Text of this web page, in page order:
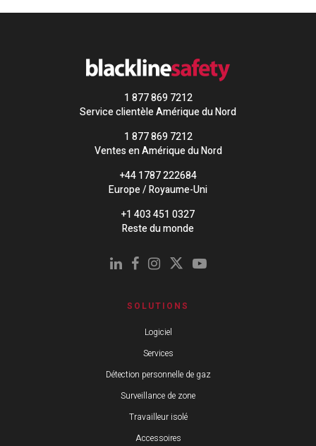
1 877 869 7212
Service clientèle Amérique du Nord
1 877 869 7212
Ventes en Amérique du Nord
+44 1787 222684
Europe / Royaume-Uni
+1 403 451 0327
Reste du monde
SOLUTIONS
Logiciel
Services
Détection personnelle de gaz
Surveillance de zone
Travailleur isolé
Accessoires